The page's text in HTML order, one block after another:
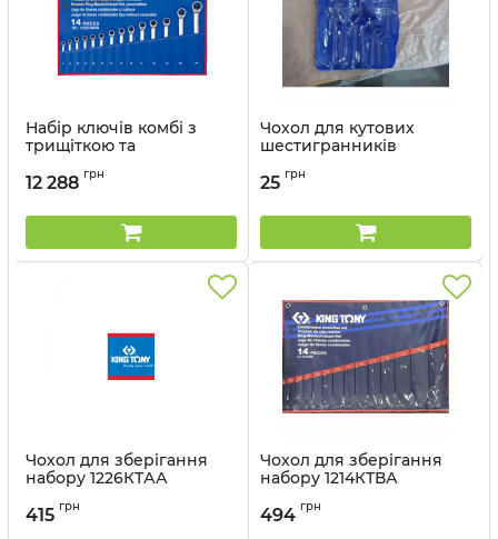
Набір ключів комбі з
трищіткою та
мм)
12 288 грн
Чохол для кутових
шестигранників
25 грн
Чохол для зберігання
набору 1226КТАА
415 грн
Чохол для зберігання
набору 1214КТВА
494 грн